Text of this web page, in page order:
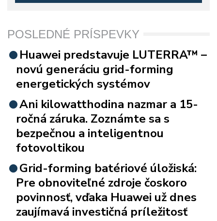
POSLEDNÉ PRÍSPEVKY
Huawei predstavuje LUTERRA™ –
novú generáciu grid-forming
energetických systémov
Ani kilowatthodina nazmar a 15-
ročná záruka. Zoznámte sa s
bezpečnou a inteligentnou
fotovoltikou
Grid-forming batériové úložiská:
Pre obnoviteľné zdroje čoskoro
povinnosť, vďaka Huawei už dnes
zaujímavá investičná príležitosť